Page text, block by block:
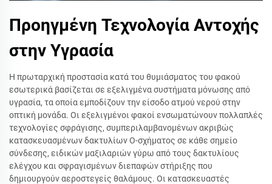
Προηγμένη Τεχνολογία Αντοχής
στην Υγρασία
Η πρωταρχική προστασία κατά του θυμιάσματος του φακού
εσωτερικά βασίζεται σε εξελιγμένα συστήματα μόνωσης από
υγρασία, τα οποία εμποδίζουν την είσοδο ατμού νερού στην
οπτική μονάδα. Οι εξελιγμένοι φακοί ενσωματώνουν πολλαπλές
τεχνολογίες σφράγισης, συμπεριλαμβανομένων ακριβώς
κατασκευασμένων δακτυλίων O-σχήματος σε κάθε σημείο
σύνδεσης, ειδικών μαξιλαριών γύρω από τους δακτυλίους
ελέγχου και σφραγισμένων διεπαφών στήριξης που
δημιουργούν αεροστεγείς θαλάμους. Οι κατασκευαστές